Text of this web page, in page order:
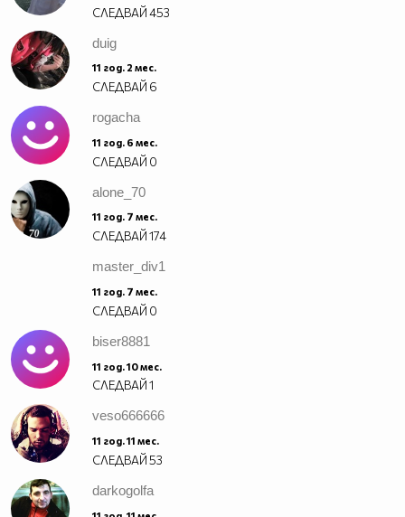
СЛЕДВАЙ453
duig
11 год. 2 мес.
СЛЕДВАЙ 6
rogacha
11 год. 6 мес.
СЛЕДВАЙ 0
alone_70
11 год. 7 мес.
СЛЕДВАЙ174
master_div1
11 год. 7 мес.
СЛЕДВАЙ 0
biser8881
11 год. 10 мес.
СЛЕДВАЙ1
veso666666
11 год. 11 мес.
СЛЕДВАЙ53
darkogolfa